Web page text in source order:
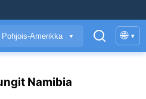
Pohjois-Amerikka ▼ 🌐 ▾
Namibia